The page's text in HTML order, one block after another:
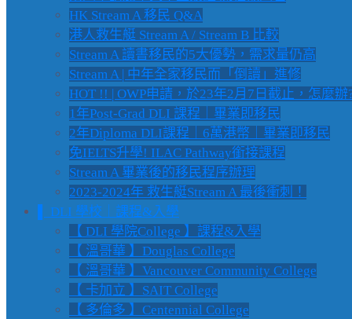
HK Stream A 移民 Q&A
港人救生艇 Stream A / Stream B 比較
Stream A 讀書移民的5大優勢，需求量仍高
Stream A | 中年全家移民而「倒讀」進修
HOT !! | OWP申請，於23年2月7日截止，怎麼辦
1年Post-Grad DLI 課程｜畢業即移民
2年Diploma DLI課程｜6萬港幣｜畢業即移民
免IELTS升學! ILAC Pathway銜接課程
Stream A 畢業後的移民程序辦理
2023-2024年 救生艇Stream A 最後衝刺！
▌ DLI 學校｜課程&入學
【 DLI 學院College 】課程&入學
【 溫哥華 】Douglas College
【 溫哥華 】Vancouver Community College
【 卡加立 】SAIT College
【 多倫多 】Centennial College